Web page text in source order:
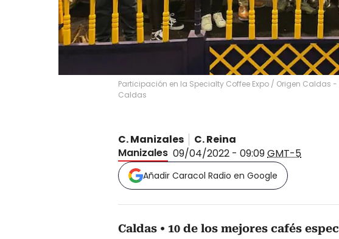
Participación en la Specialty Coffee Expo / Origen Caldas
Caldas
C. Manizales
C. Reina
Manizales 09/04/2022 - 09:09GMT-5
Añadir Caracol Radio en Google
Caldas
10 de los mejores cafés